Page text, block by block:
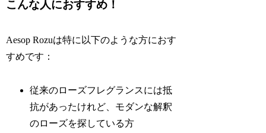
こんな人におすすめ！
Aesop Rozuは特に以下のような方におす
すめです：
従来のローズフレグランスには抵
抗があったけれど、モダンな解釈
のローズを探している方